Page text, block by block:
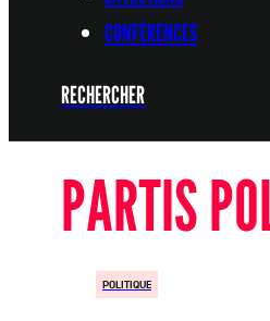
CONFÉRENCES
RECHERCHER
PARTIS
POLITIQUE